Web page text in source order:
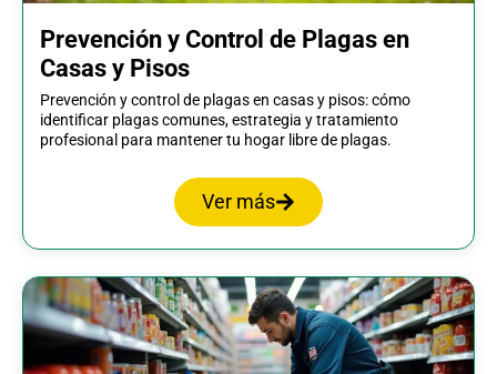
Prevención y Control de Plagas en
Casas y Pisos
Prevención y control de plagas en casas y pisos: cómo
identificar plagas comunes, estrategia y tratamiento
profesional para mantener tu hogar libre de plagas.
Ver más